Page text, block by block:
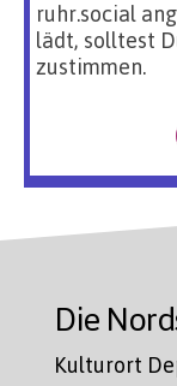
ruhr.social
lädt, solltest
zustimmen.
Die
Kulturort